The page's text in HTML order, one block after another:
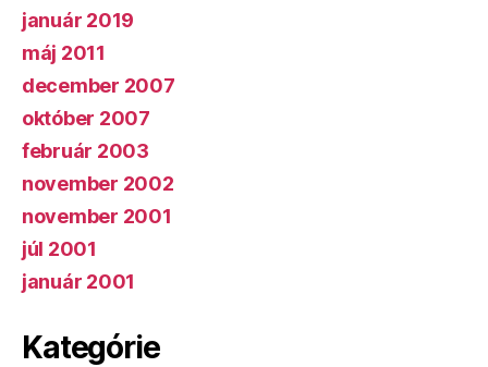
január 2019
máj 2011
december 2007
október 2007
február 2003
november 2002
november 2001
júl 2001
január 2001
Kategórie